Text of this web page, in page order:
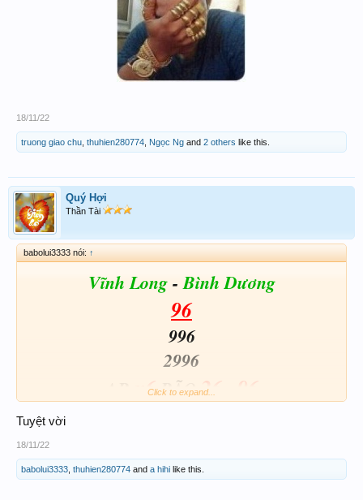
18/11/22
truong giao chu thuhien280774 Ngọc Ng and 2 others like this.
Quý Hợi
Thần Tài
babolui3333 nói: ↑
Vĩnh Long-Bình Dương
96
996
2996
x6BÃO26- 96
Click to expand...
Tuyệt vời
18/11/22
babolui3333 thuhien280774 and a hihi like this.